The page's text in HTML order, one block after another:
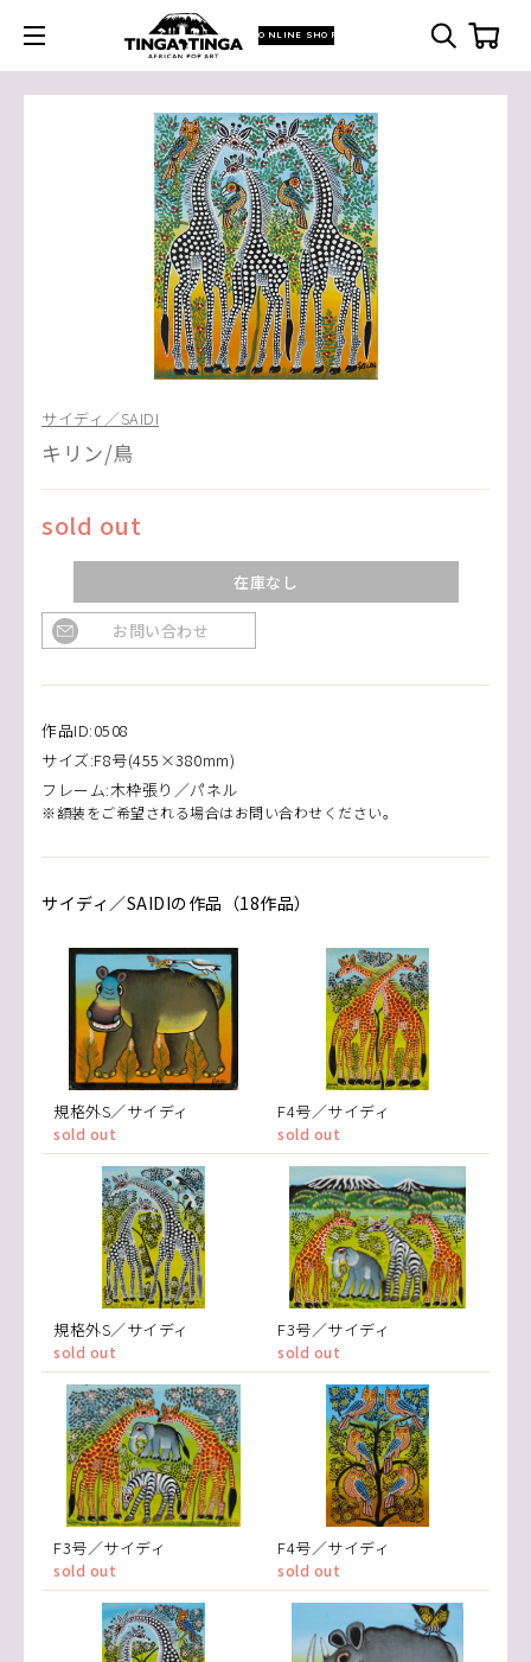
ONLINE SHOP
サイディ／SAIDI
キリン/鳥
sold out
在庫なし
お問い合わせ
作品ID:0508
サイズ:F8号(455×380mm)
フレーム:木枠張り／パネル
※額装をご希望される場合はお問い合わせください。
サイディ／SAIDIの作品（18作品）
規格外S／サイディ
sold out
F4号／サイディ
sold out
規格外S／サイディ
sold out
F3号／サイディ
sold out
F3号／サイディ
sold out
F4号／サイディ
sold out